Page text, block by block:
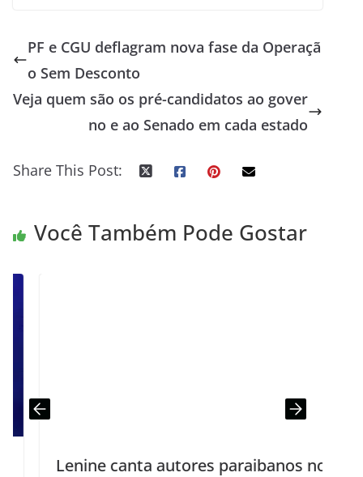
PF e CGU deflagram nova fase da Operaçã
o Sem Desconto
Veja quem são os pré-candidatos ao gover
no e ao Senado em cada estado
Share This Post:
Você Também Pode Gostar
Lenine canta autores paraibanos no